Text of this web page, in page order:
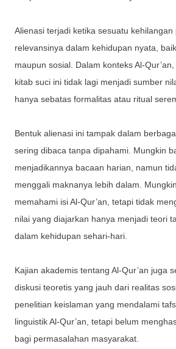
Alienasi terjadi ketika sesuatu kehilangan
relevansinya dalam kehidupan nyata,
maupun sosial. Dalam konteks Al-
kitab suci ini tidak lagi menjadi sumber
hanya sebatas formalitas atau ritual
Bentuk alienasi ini tampak dalam
sering dibaca tanpa dipahami. Mungkin
menjadikannya bacaan harian, namun
menggali maknanya lebih dalam.
memahami isi Al-Qur’an, tetapi tidak
nilai yang diajarkan hanya menjadi teori
dalam kehidupan sehari-hari.
Kajian akademis tentang Al-Qur’an juga
diskusi teoretis yang jauh dari realitas
penelitian keislaman yang mendalami
linguistik Al-Qur’an, tetapi belum
bagi permasalahan masyarakat.